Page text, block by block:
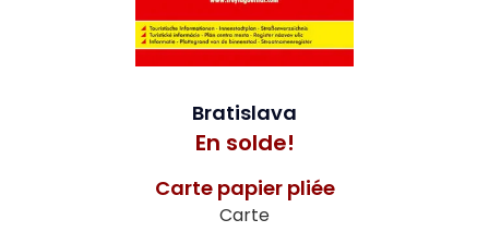
Bratislava
En solde!
Carte papier pliée
Carte